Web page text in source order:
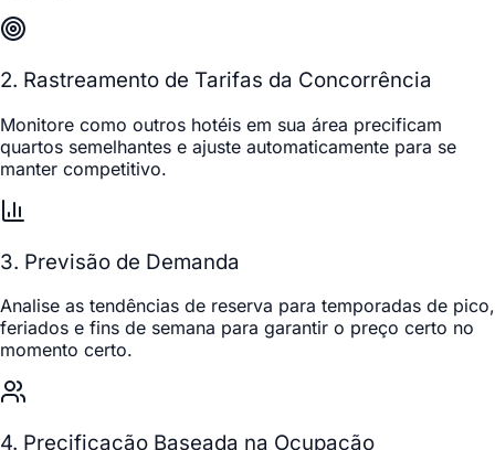
2. Rastreamento de Tarifas da Concorrência
Monitore como outros hotéis em sua área precificam
quartos semelhantes e ajuste automaticamente para se
manter competitivo.
3. Previsão de Demanda
Analise as tendências de reserva para temporadas de pico,
feriados e fins de semana para garantir o preço certo no
momento certo.
4. Precificação Baseada na Ocupação